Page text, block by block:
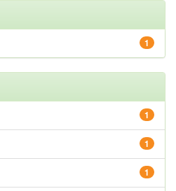
1
1
1
1